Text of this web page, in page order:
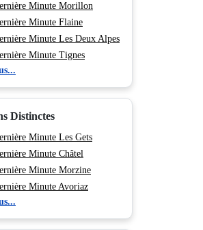
Minute Morillon
Minute Flaine
Minute Les Deux Alpes
Minute Tignes
Minute Val d'Isère
Minute Val Cenis
Minute Peisey Vallandry
Minute Les Arcs
Minute La Plagne
Minute Les Saisies
Minute Chamonix
de)
Minute Courchevel
Distinctes
Minute Les Gets
Minute Châtel
Minute Morzine
Minute Avoriaz
Minute Samoëns
Minute Les Carroz